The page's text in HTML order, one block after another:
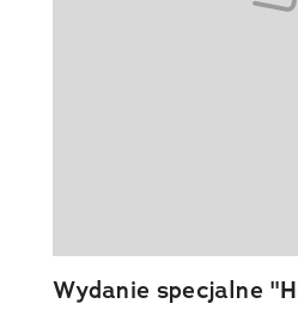
Wydanie specjalne